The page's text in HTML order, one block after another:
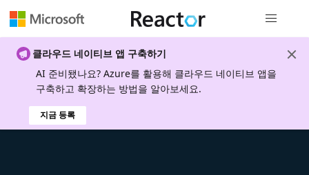
클라우드 네이티브 앱 구축하기
AI 준비됐나요? Azure를 활용해 클라우드 네이티브 앱을
구축하고 확장하는 방법을 알아보세요.
지금 등록